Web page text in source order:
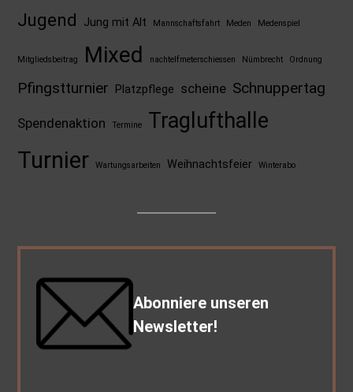
Jugend Jung mit Alt Mannschaftsfahrt Meden Medenspiel
Mitgliedsbeitrag Mixed nachtelfmeterschiessen Nümbrecht Ordnung
Pfingstturnier Platzpflege scheine Schnuppertag
Spendenaktion Termine Traglufthalle
Turnier Wartungsarbeiten Weihnachtsfeier Winterabo
Abonniere unseren
Newsletter!